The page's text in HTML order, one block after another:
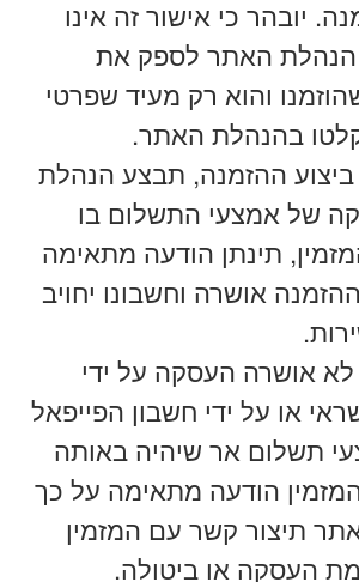
יובהר כי אישור זה אינו
הנהלת האתר לספק את
והוא רק מעיד שפרטי
בהנהלת האתר.
ההזמנה, תבצע הנהלת
של אמצעי התשלום בו
תינתן הודעה מתאימה
אושרה וחשבונו יחויב
אושרה העסקה על ידי
או על ידי חשבון הפייפאל
תשלום אר שיהיה באותה
הודעה מתאימה על כך
תיצור קשר עם המזמין
העסקה או ביטולה.